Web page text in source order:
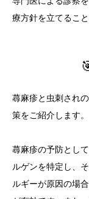
療方針を立てること
蕁麻疹と虫刺され
策をご紹介します。
蕁麻疹の予防とし
ルゲンを特定し、
ルギーが原因の場